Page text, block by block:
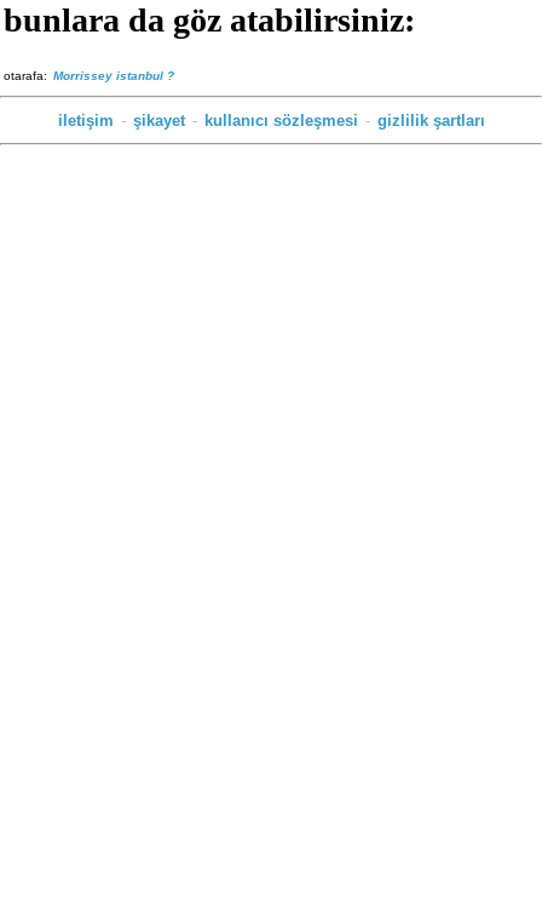
bunlara da göz atabilirsiniz:
otarafa: Morrissey istanbul ?
iletişim - şikayet - kullanıcı sözleşmesi - gizlilik şartları